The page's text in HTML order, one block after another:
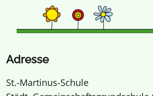
Adresse
St.-Martinus-Schule